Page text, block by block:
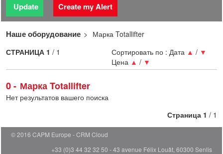
Update Create my Alert
Наше оборудование Марка Totallifter
0 Марка Totallifter
Сортировать по : Дата ▲ / ▼
Цена ▲ / ▼
СТРАНИЦА 1 / 1
Нет результатов вашего поиска
Страница 1 / 1
© 2016 CAPM Europe
CRM Cloud
+33 (0)3 44 32 32 50 - 43 avenue Félix Louât, 60300 Senlis